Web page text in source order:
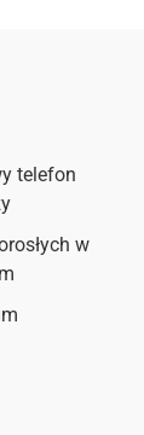
telefon
w